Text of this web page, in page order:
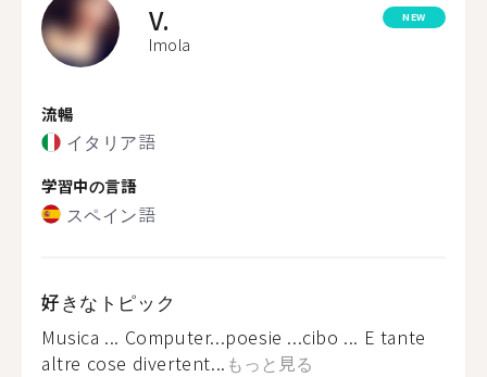
V.
Imola
NEW
流暢
イタリア語
学習中の言語
スペイン語
好きなトピック
Musica ... Computer...poesie ...cibo ... E tante
altre cose divertent... もっと見る